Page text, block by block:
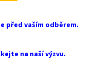
před vaším odběrem.
na naší výzvu.